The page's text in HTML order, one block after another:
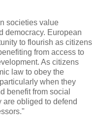
societies value
democracy. European
to flourish as citizens
from access to
As citizens
law to obey the
when they
benefit from social
are obliged to defend